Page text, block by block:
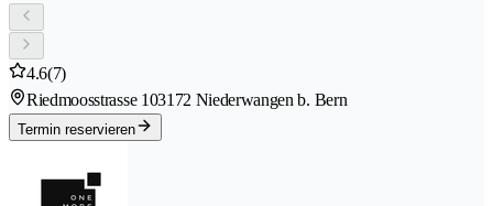
4.6(7)
Riedmoosstrasse 103172 Niederwangen b. Bern
Termin reservieren